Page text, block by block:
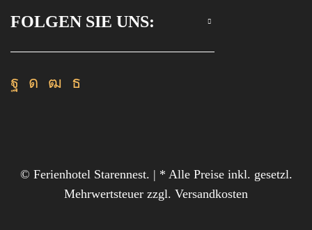
FOLGEN SIE UNS:
Facebook
© Ferienhotel Starennest. | * Alle Preise inkl. gesetzl.
Mehrwertsteuer zzgl. Versandkosten